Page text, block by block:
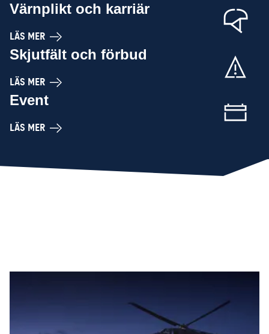
Värnplikt och karriär
LÄS MER
Skjutfält och förbud
LÄS MER
Event
LÄS MER